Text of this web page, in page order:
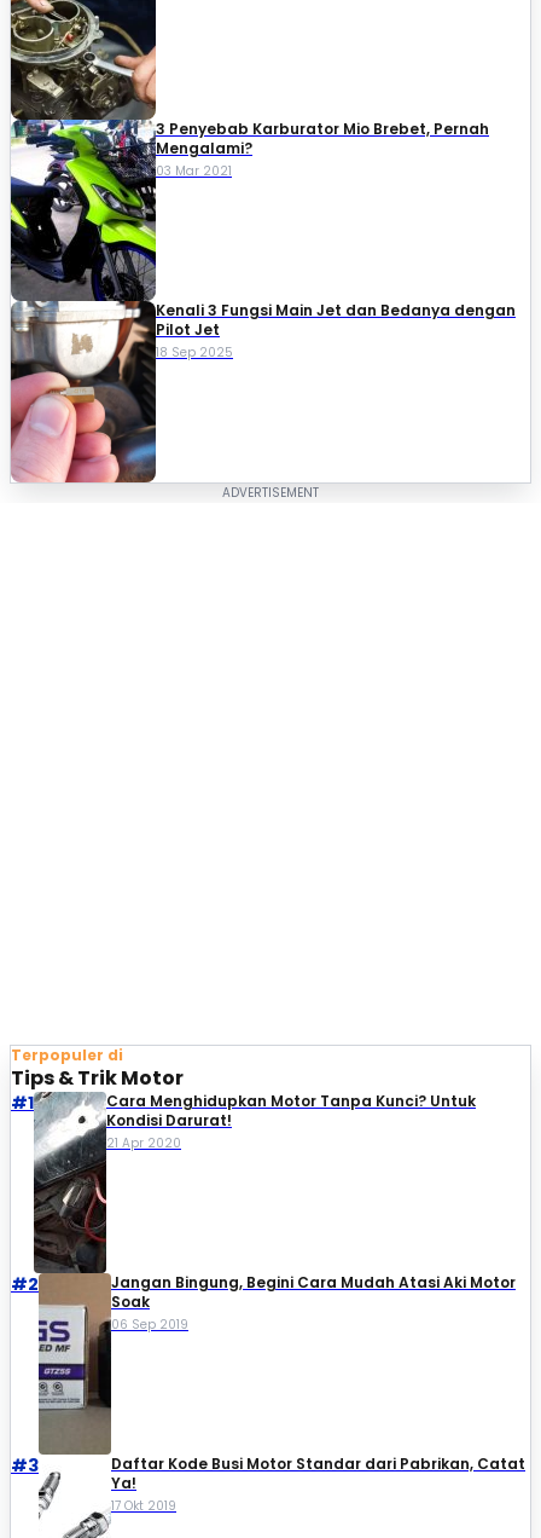
3 Penyebab Karburator Mio Brebet, Pernah
Mengalami?
03 Mar 2021
Kenali 3 Fungsi Main Jet dan Bedanya dengan
Pilot Jet
18 Sep 2025
Terpopuler di
Tips & Trik Motor
#1
Cara Menghidupkan Motor Tanpa Kunci? Untuk
Kondisi Darurat!
21 Apr 2020
#2
Jangan Bingung, Begini Cara Mudah Atasi Aki Motor
Soak
06 Sep 2019
#3
Daftar Kode Busi Motor Standar dari Pabrikan, Catat
Ya!
17 Okt 2019